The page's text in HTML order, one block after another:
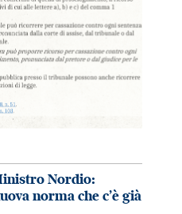
Nordio:
norma che c’è già